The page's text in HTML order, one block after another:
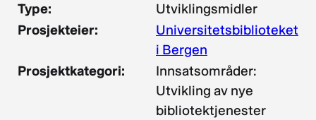
Type:
Utviklingsmidler
Prosjekteier:
Universitetsbiblioteket
i Bergen
Prosjektkategori:
Innsatsområder:
Utvikling av nye
bibliotektjenester